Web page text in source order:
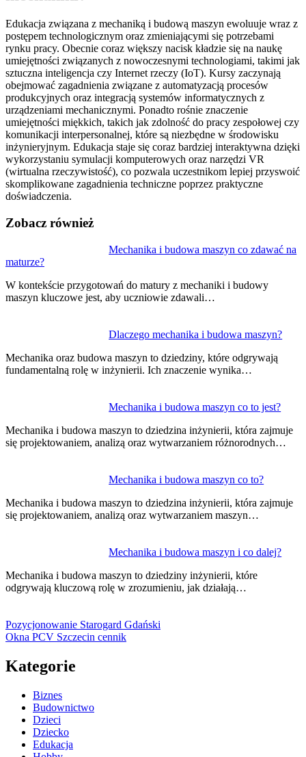
Edukacja związana z mechaniką i budową maszyn ewoluuje wraz z
postępem technologicznym oraz zmieniającymi się potrzebami
rynku pracy. Obecnie coraz większy nacisk kładzie się na naukę
umiejętności związanych z nowoczesnymi technologiami, takimi jak
sztuczna inteligencja czy Internet rzeczy (IoT). Kursy zaczynają
obejmować zagadnienia związane z automatyzacją procesów
produkcyjnych oraz integracją systemów informatycznych z
urządzeniami mechanicznymi. Ponadto rośnie znaczenie
umiejętności miękkich, takich jak zdolność do pracy zespołowej czy
komunikacji interpersonalnej, które są niezbędne w środowisku
inżynieryjnym. Edukacja staje się coraz bardziej interaktywna dzięki
wykorzystaniu symulacji komputerowych oraz narzędzi VR
(wirtualna rzeczywistość), co pozwala uczestnikom lepiej przyswoić
skomplikowane zagadnienia techniczne poprzez praktyczne
doświadczenia.
Zobacz również
Mechanika i budowa maszyn co zdawać na
maturze?
W kontekście przygotowań do matury z mechaniki i budowy
maszyn kluczowe jest, aby uczniowie zdawali…
Dlaczego mechanika i budowa maszyn?
Mechanika oraz budowa maszyn to dziedziny, które odgrywają
fundamentalną rolę w inżynierii. Ich znaczenie wynika…
Mechanika i budowa maszyn co to jest?
Mechanika i budowa maszyn to dziedzina inżynierii, która zajmuje
się projektowaniem, analizą oraz wytwarzaniem różnorodnych…
Mechanika i budowa maszyn co to?
Mechanika i budowa maszyn to dziedzina inżynierii, która zajmuje
się projektowaniem, analizą oraz wytwarzaniem maszyn…
Mechanika i budowa maszyn i co dalej?
Mechanika i budowa maszyn to dziedziny inżynierii, które
odgrywają kluczową rolę w zrozumieniu, jak działają…
wpisu
Pozycjonowanie Starogard Gdański
Okna PCV Szczecin cennik
Kategorie
Biznes
Budownictwo
Dzieci
Dziecko
Edukacja